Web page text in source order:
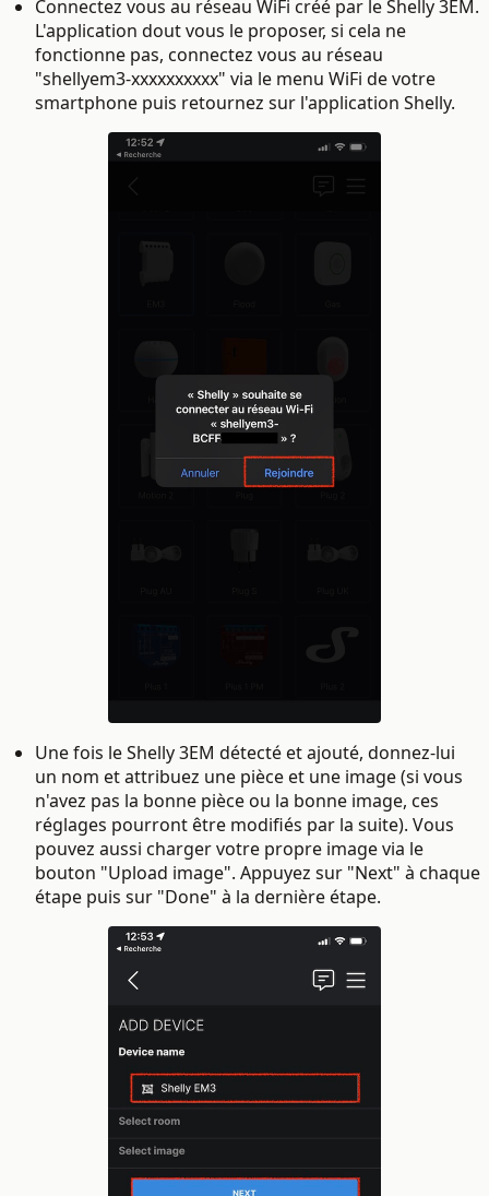
Connectez vous au réseau WiFi créé par le Shelly 3EM.
L'application dout vous le proposer, si cela ne
fonctionne pas, connectez vous au réseau
"shellyem3-xxxxxxxxxx" via le menu WiFi de votre
smartphone puis retournez sur l'application Shelly.
Une fois le Shelly 3EM détecté et ajouté, donnez-lui
un nom et attribuez une pièce et une image (si vous
n'avez pas la bonne pièce ou la bonne image, ces
réglages pourront être modifiés par la suite). Vous
pouvez aussi charger votre propre image via le
bouton "Upload image". Appuyez sur "Next" à chaque
étape puis sur "Done" à la dernière étape.